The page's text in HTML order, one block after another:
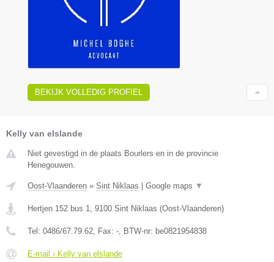
BEKIJK VOLLEDIG PROFIEL
Kelly van elslande
Niet gevestigd in de plaats Bourlers en in de provincie
Henegouwen.
Oost-Vlaanderen » Sint Niklaas Google maps ▼
Hertjen 152 bus 1 9100 Sint Niklaas (Oost-Vlaanderen)
Tel: 0486/67.79.62 , Fax: - , BTW-nr: be0821954838
E-mail › Kelly van elslande